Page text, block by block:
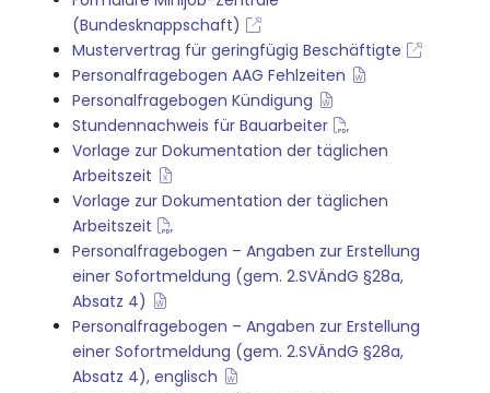
(Bundesknappschaft)
Mustervertrag für geringfügig Beschäftigte
Personalfragebogen AAG Fehlzeiten
Personalfragebogen Kündigung
Stundennachweis für Bauarbeiter
Vorlage zur Dokumentation der täglichen
Arbeitszeit
Vorlage zur Dokumentation der täglichen
Arbeitszeit
Personalfragebogen – Angaben zur Erstellung
einer Sofortmeldung (gem. 2.SVÄndG §28a,
Absatz 4)
Personalfragebogen – Angaben zur Erstellung
einer Sofortmeldung (gem. 2.SVÄndG §28a,
Absatz 4), englisch